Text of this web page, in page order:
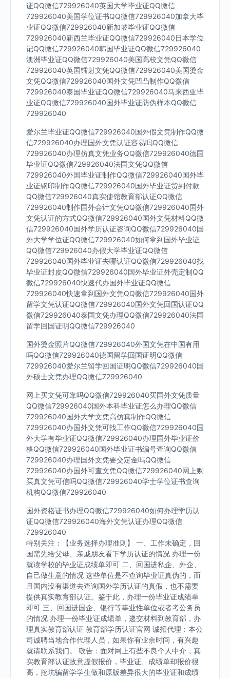
证QQ微信729926040英国大学毕业证QQ微信
729926040美国学位证书QQ微信729926040加拿大毕
业证QQ微信729926040新加坡毕业证QQ微信
729926040新西兰毕业证QQ微信729926040日本学位
记QQ微信729926040韩国毕业证QQ微信729926040
澳洲毕业证QQ微信729926040美国高校文凭QQ微信
729926040英国镭射文凭QQ微信729926040美国烫金
文凭QQ微信729926040国外文凭凹凸制作QQ微信
729926040泰国毕业证QQ微信729926040马来西亚毕
业证QQ微信729926040国外毕业证防伪样本QQ微信
729926040
爱尔兰毕业证QQ微信729926040国外假文凭制作QQ微
信729926040办理国外文凭认证容易吗QQ微信
729926040办理仿真文凭业务QQ微信729926040德国
毕业证QQ微信729926040法国文凭QQ微信
729926040外国毕业证制作QQ微信729926040国外毕
业证钢印制作QQ微信729926040国外毕业证货到付款
QQ微信729926040真实使馆教育部认证QQ微信
729926040制作国外会计文凭QQ微信729926040国外
文凭认证的方式QQ微信729926040国外文凭材料QQ微
信729926040国外学历认证咨询QQ微信729926040国
外大学学位证QQ微信729926040如何拿到国外毕业证
QQ微信729926040办假大学毕业证QQ微信
729926040国外毕业证去哪认证QQ微信729926040找
毕业证封皮QQ微信729926040国外毕业证外壳定制QQ
微信729926040快速代办国外毕业证QQ微信
729926040快速拿到国外文凭QQ微信729926040国外
留学文凭认证QQ微信729926040国外文凭回国认证QQ
微信729926040泰国文凭办理QQ微信729926040法国
留学回国证明QQ微信729926040
国外烫金照片QQ微信729926040外国文凭在中国有用
吗QQ微信729926040德国留学回国证明QQ微信
729926040爱尔兰留学回国证明QQ微信729926040国
外硕士文凭办理QQ微信729926040
网上买文凭可靠吗QQ微信729926040买国外文凭质量
QQ微信729926040国外本科毕业证怎么办理QQ微信
729926040国外大学文凭高仿真制作QQ微信
729926040办国外文凭可找工作QQ微信729926040国
外大学有毕业证QQ微信729926040办理国外毕业证价
格QQ微信729926040国外毕业证书编号查询QQ微信
729926040办理国外文凭要交定金吗QQ微信
729926040办国外可查文凭QQ微信729926040网上购
买真文凭可信吗QQ微信729926040学士学位证书查询
机构QQ微信729926040
国外资格证书办理QQ微信729926040如何办理学历认
证QQ微信729926040海外文凭认证办理QQ微信
729926040
特别关注：【业务选择办理准则】 一、工作未确定，回
国需先给父母、亲戚朋友看下学历认证的情况 办理一份
就读学校的毕业证成绩单即可 二、回国进私企、外企、
自己做生意的情况 这些单位是不查询毕业证真伪的，而
且国内没有渠道去查询国外学历认证的真假，也不需要
提供真实教育部认证。鉴于此，办理一份毕业证成绩单
即可 三、回国进国企、银行等事业性单位或者考公务员
的情况 办理一份毕业证成绩单，递交材料到教育部，办
理真实教育部认证 教育部学历认证官网 诚招代理：本公
司诚聘当地合作代理人员，如果你有业余时间，有兴趣
就请联系我们。 敬告：面对网上有些不良个人中介，真
实教育部认证故意虚假报价，毕业证、成绩单却报价很
高，挖坑骗留学学生做和原版差异很大的毕业证和成绩